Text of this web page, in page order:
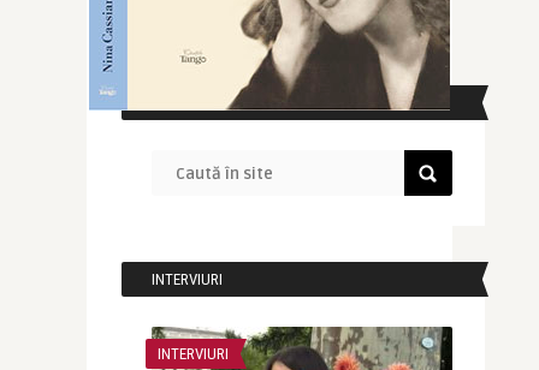
CAUTĂ ÎN SITE
INTERVIURI
INTERVIURI